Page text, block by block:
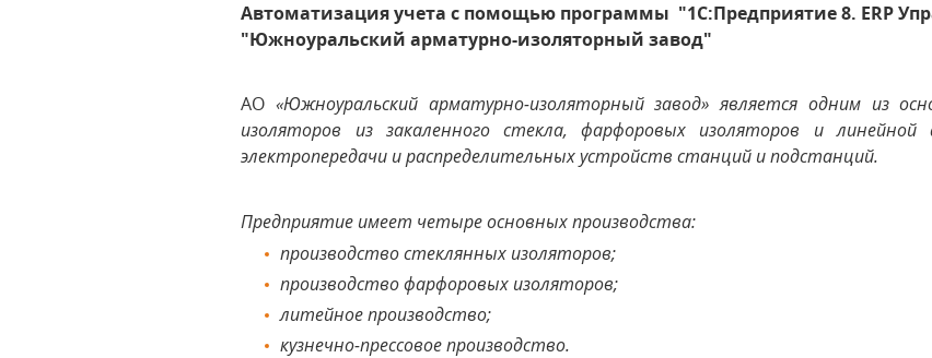
Автоматизация учета с помощью программы "1С:Предприятие 8. ERP
"Южноуральский арматурно-изоляторный завод"
АО «Южноуральский арматурно-изоляторный завод» является одним из
изоляторов из закаленного стекла, фарфоровых изоляторов и
электропередачи и распределительных устройств станций и подстанций.
Предприятие имеет четыре основных производства:
производство стеклянных изоляторов;
производство фарфоровых изоляторов;
литейное производство;
кузнечно-прессовое производство.